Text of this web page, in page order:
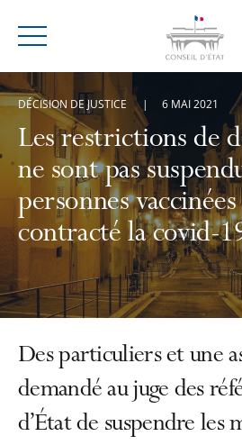
Menu
Les restrictions de
ne sont pas
personnes
contracté la covid-
DÉCISION DE JUSTICE 6 MAI 2021
Des particuliers et une
demandé au juge des
d’État de suspendre les